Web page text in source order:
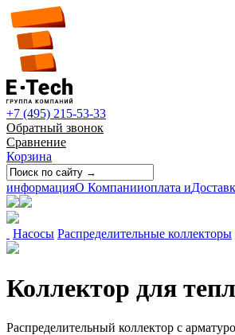
+7 (495) 215-53-33
Обратный звонок
Сравнение
Корзина
информацияО Компанииоплата и
Насосы Распределительные коллекторы
Коллектор для
Распределительный коллектор с